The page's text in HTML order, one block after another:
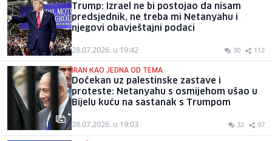
Trump: Izrael ne bi postojao da nisam
predsjednik, ne treba mi Netanyahu i
njegovi obavještajni podaci
28.07.2026. u 19:42 30 112
IRAN KAO JEDNA OD TEMA
Dočekan uz palestinske zastave i
proteste: Netanyahu s osmijehom ušao u
Bijelu kuću na sastanak s Trumpom
28.07.2026. u 19:03 32 97